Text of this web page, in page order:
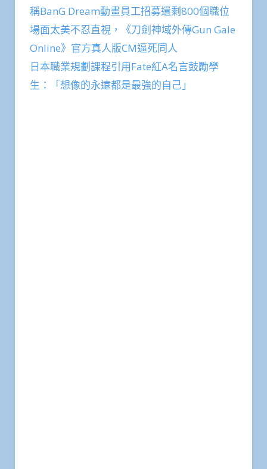
稱BanG Dream動畫員工招募還剩800個職位
場面太美不忍直視，《刀劍神域外傳Gun Gale
Online》官方真人版CM逼死同人
日本職業規劃課程引用Fate紅A名言鼓勵學
生：「想像的永遠都是最強的自己」